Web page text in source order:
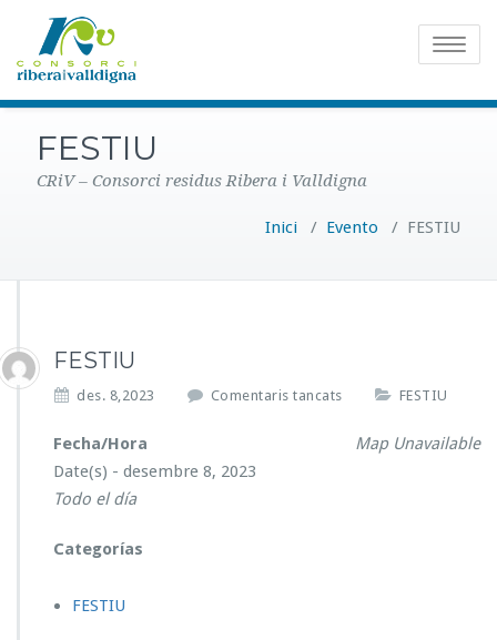
Toggle
FESTIU
CRiV – Consorci residus Ribera i Valldigna
Inici / Evento / FESTIU
FESTIU
des. 8,2023 Comentaris tancats FESTIU
Map Unavailable
Fecha/Hora
Date(s) - desembre 8, 2023
Todo el día
Categorías
FESTIU